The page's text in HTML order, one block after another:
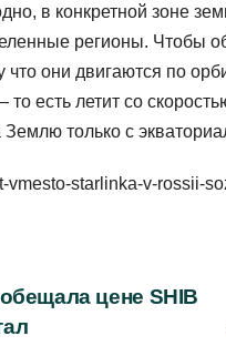
в конкретной зоне
регионы. Чтобы
что они двигаются по
то есть летит со
только с
vmesto-starlinka-v-rossii-
цене SHIB